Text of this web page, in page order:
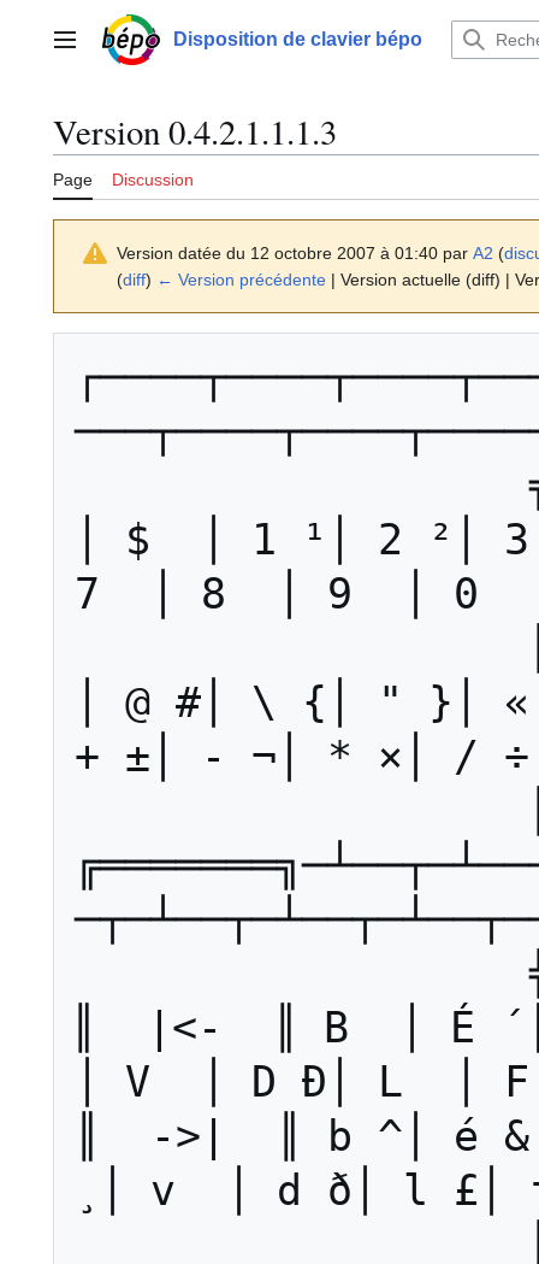
contenuMenu principalDisposition de clavier bépo
Version 0.4.2.1.1.1.3
Page Discussion
Version datée du 12 octobre 2007 à 01:40 par A2 (
(diff) ← Version précédente | Version actuelle (diff) |
│ $  │ 1 ¹│ 2 ²│
7  │ 8  │ 9  │ 0
│ @ #│ \ {│ " }│
+ ±│ - ¬│ * ×│ /
║  |<-  ║ B  │ É
│ V  │ D Ð│ L
║  ->|  ║ b ^│ é
¸│ v  │ d ð│ l